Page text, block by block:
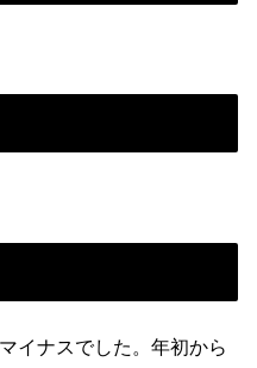
イナスでした。年初から